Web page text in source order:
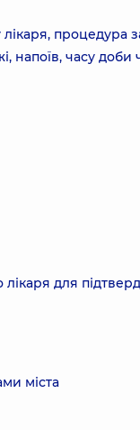
процедура
напоїв, часу доби
лікаря для
міста